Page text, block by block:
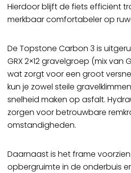
Hierdoor blijft de fiets efficiënt
merkbaar comfortabeler op
De Topstone Carbon 3 is
GRX 2×12 gravelgroep (mix van
wat zorgt voor een groot
kun je zowel steile
snelheid maken op asfalt.
zorgen voor betrouwbare
omstandigheden.
Daarnaast is het frame
opbergruimte in de onderbuis